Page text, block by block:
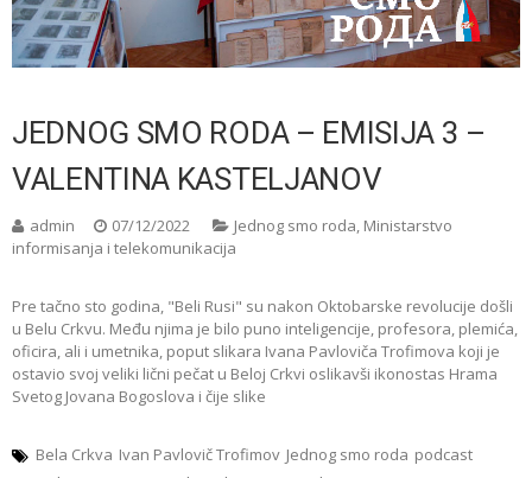
JEDNOG SMO RODA – EMISIJA 3 –
VALENTINA KASTELJANOV
admin 07/12/2022 Jednog smo roda, Ministarstvo
informisanja i telekomunikacija
Pre tačno sto godina, "Beli Rusi" su nakon Oktobarske revolucije došli
u Belu Crkvu. Među njima je bilo puno inteligencije, profesora, plemića,
oficira, ali i umetnika, poput slikara Ivana Pavloviča Trofimova koji je
ostavio svoj veliki lični pečat u Beloj Crkvi oslikavši ikonostas Hrama
Svetog Jovana Bogoslova i čije slike
Bela Crkva Ivan Pavlovič Trofimov Jednog smo roda podcast